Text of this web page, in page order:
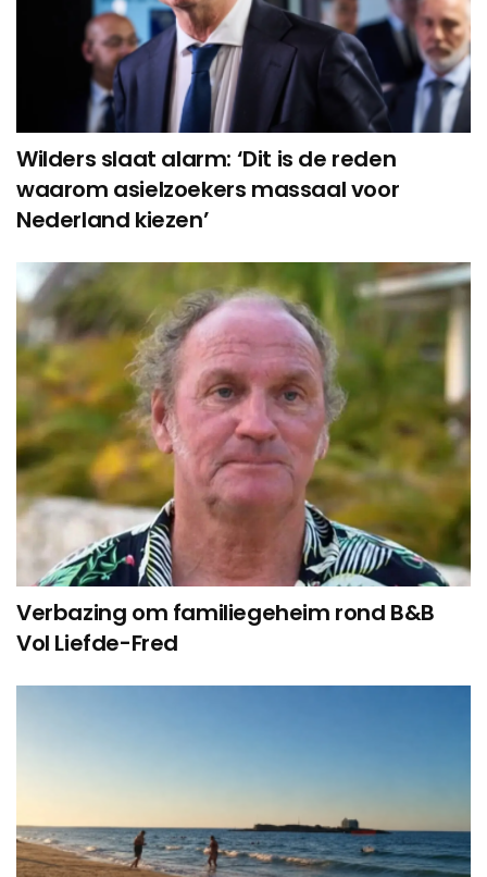
Wilders slaat alarm: ‘Dit is de reden
waarom asielzoekers massaal voor
Nederland kiezen’
Verbazing om familiegeheim rond B&B
Vol Liefde-Fred